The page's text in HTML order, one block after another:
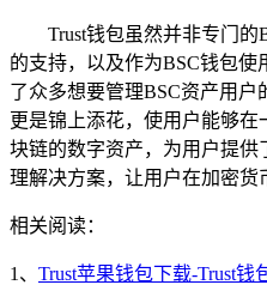
Trust钱包虽然并非专门
的支持，以及作为BSC钱包
了众多想要管理BSC资产用
更是锦上添花，使用户能够
块链的数字资产，为用户提
理解决方案，让用户在加密货
相关阅读：
1、 Trust苹果钱包下载-Trust